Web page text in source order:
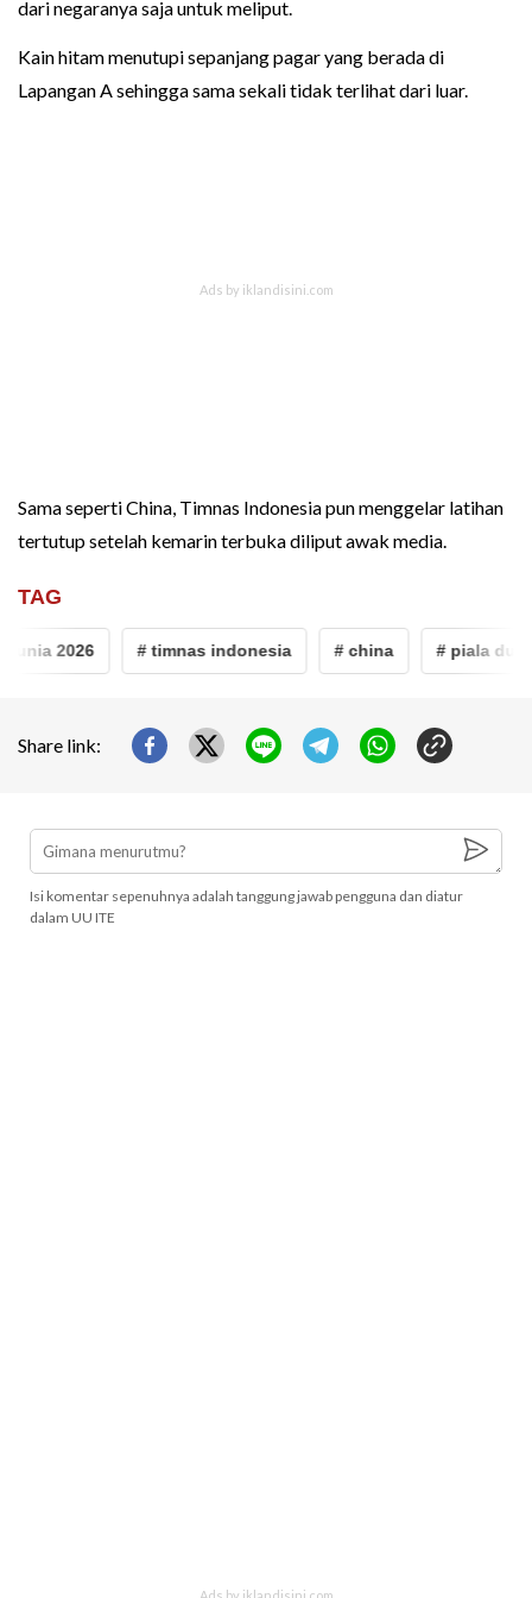
dari negaranya saja untuk meliput.
Kain hitam menutupi sepanjang pagar yang berada di
Lapangan A sehingga sama sekali tidak terlihat dari luar.
Sama seperti China, Timnas Indonesia pun menggelar latihan
tertutup setelah kemarin terbuka diliput awak media.
TAG
2026 # timnas indonesia # china # piala
Share link:
Isi komentar sepenuhnya adalah tanggung jawab pengguna dan diatur
dalam UU ITE